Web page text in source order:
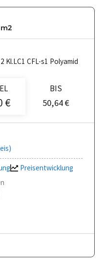
Kl.LC1 CFL-s1 Polyamid
€
BIS
50,64 €
Preisentwicklung